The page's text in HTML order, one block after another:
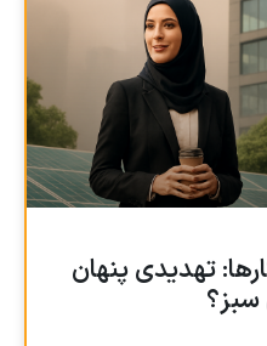
تهدیدی پنهان
سبز؟